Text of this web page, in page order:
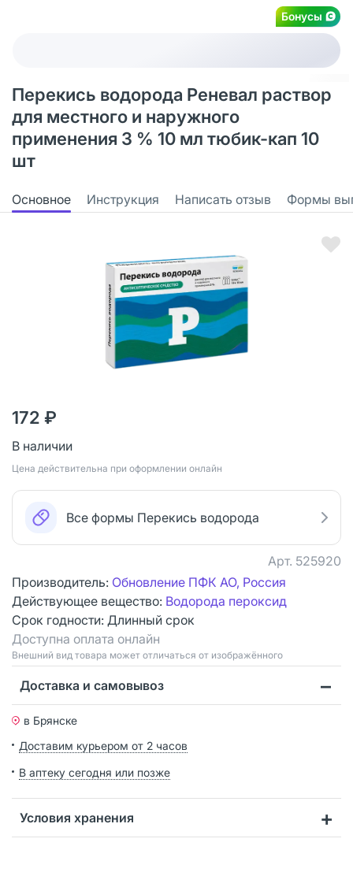
Бонусы
Перекись водорода Реневал раствор
для местного и наружного
применения 3 % 10 мл тюбик-кап 10
шт
Основное Инструкция Написать отзыв Формы
172 ₽
В наличии
Цена действительна при оформлении онлайн
Все формы Перекись водорода
Арт. 525920
Производитель: Обновление ПФК АО, Россия
Действующее вещество: Водорода пероксид
Срок годности: Длинный срок
Доступна оплата онлайн
Bнешний вид товара может отличаться от изображённого
Доставка и самовывоз
в Брянске
Доставим курьером от 2 часов
В аптеку сегодня или позже
Условия хранения